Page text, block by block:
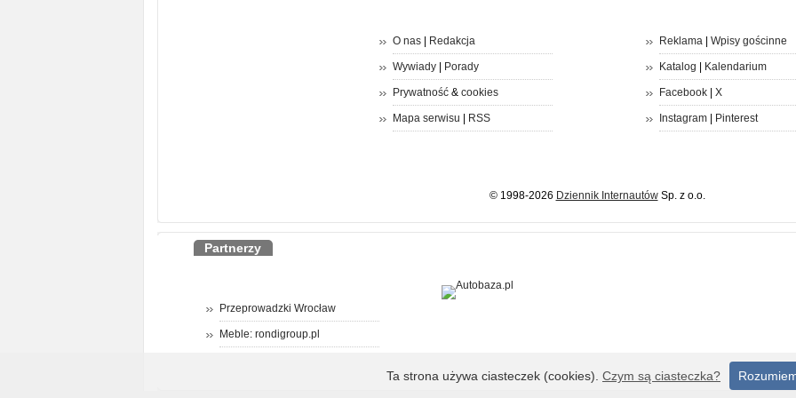
O nas| Redakcja
Wywiady| Porady
Prywatność& cookies
Mapa serwisu RSS
Reklama| Wpisy gościnne
Katalog Kalendarium
Facebook| X
Instagram| Pinterest
© 1998-2026 Dziennik InternautówSp. z o.o.
Partnerzy
Przeprowadzki Wrocław
Meble: rondigroup.pl
Ta strona używa ciasteczek (cookies). Czym są ciasteczka?